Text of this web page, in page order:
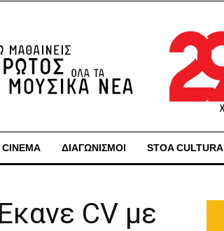
CINEMA ΔΙΑΓΩΝΙΣΜΟΙ STOA CULTURA
CV με